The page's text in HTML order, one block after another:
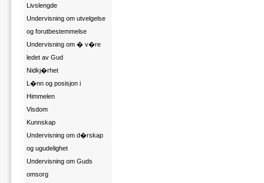
Livslengde
Undervisning om utvelgelse
og forutbestemmelse
Undervisning om � v�re
ledet av Gud
Nidkj�rhet
L�nn og posisjon i
Himmelen
Visdom
Kunnskap
Undervisning om d�rskap
og ugudelighet
Undervisning om Guds
omsorg